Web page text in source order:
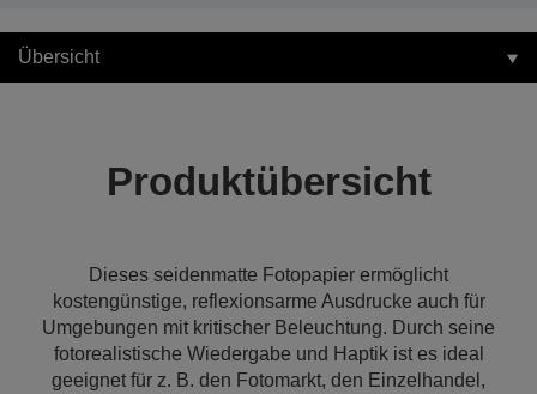
Übersicht
Produktübersicht
Dieses seidenmatte Fotopapier ermöglicht
kostengünstige, reflexionsarme Ausdrucke auch für
Umgebungen mit kritischer Beleuchtung. Durch seine
fotorealistische Wiedergabe und Haptik ist es ideal
geeignet für z. B. den Fotomarkt, den Einzelhandel,